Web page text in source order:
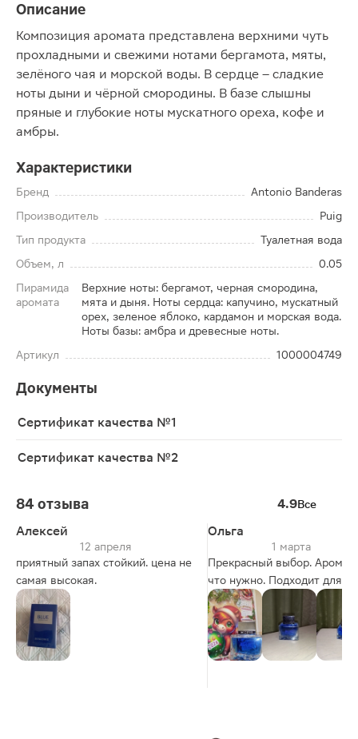
Описание
Композиция аромата представлена верхними чуть
прохладными и свежими нотами бергамота, мяты,
зелёного чая и морской воды. В сердце – сладкие
ноты дыни и чёрной смородины. В базе слышны
пряные и глубокие ноты мускатного ореха, кофе и
амбры.
Характеристики
Бренд
Antonio Banderas
Производитель
Puig
Тип продукта
Туалетная вода
Объем, л
0.05
Пирамида
аромата
Верхние ноты: бергамот, черная смородина,
мята и дыня. Ноты сердца: капучино, мускатный
орех, зеленое яблоко, кардамон и морская вода.
Ноты базы: амбра и древесные ноты.
Артикул
1000004749
Документы
Сертификат качества №1
Сертификат качества №2
84 отзыва 4.9Все
Алексей
12 апреля
приятный запах стойкий. цена не
самая высокая.
Ольга
1 марта
Прекрасный выбор. Аромат
что нужно. Подходит для
подарка и просто для
повседневного